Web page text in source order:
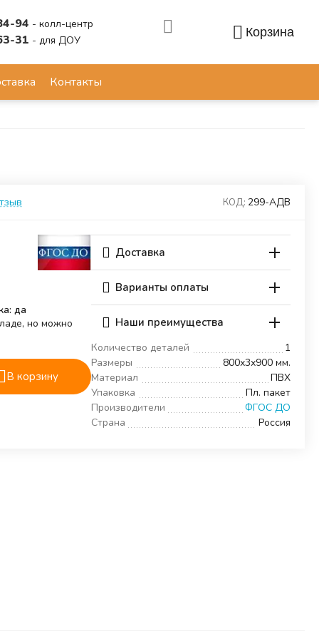
94 - колл-центр
31 - для ДОУ
Корзина
Контакты
КОД: 299-АДВ
да
но можно
В корзину
Доставка
Варианты оплаты
Наши преимущества
Количество деталей
1
Размеры
800х3х900 мм.
Материал
ПВХ
Упаковка
Пл. пакет
Производители
ФГОС ДО
Страна
Россия